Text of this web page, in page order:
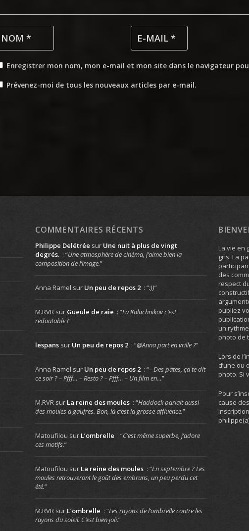
Enregistrer mon nom, mon e-mail et mon site dans le navigateur
Prévenez-moi de tous les nouveaux articles par e-mail.
COMMENTAIRES RÉCENTS
Philippe Delétrée sur Une nuit à plus de vingt
degrés. : “Une atmosphère de cinéma, j’aime bien la
composition de l’image.”
Anna Ramel sur Un peu de repos 2 : “:))”
M.RVRsur Gueule de raie : “La Kalachnikov c’est
redoutable !”
lespanssur Un peu de repos 2 : “@Anna part en vrille ?”
Anna Ramel sur Un peu de repos 2 : “– Des pâtes, ça te dit
ce soir ? – Pfff… – Resto ? – Pfff… – Un film en…”
M.RVRsur La reine des moules : “Haddock parlait aussi
des moules à gaufres. Bon, là c’est la grosse affluence.”
Matoufilou sur L’ombrelle : “C’est même superbe, j’adore
ces motifs.”
Matoufilou sur La reine des moules : “En septembre ? Les
moules retrouveront le goût des embruns, un peu perdu cet
été.”
M.RVRsur L’ombrelle : “Les rayons de l’ombrelle contre les
rayons du soleil. C’est bien joli.”
La vie en
gris. La
des
respect
publiez
un
photo de
Lors de
d’une
photo. Si
Pour
cause